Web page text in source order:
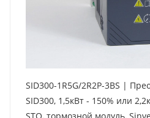
SID300-1R5G/2R2P-3BS |
SID300, 1,5кВт - 150% или